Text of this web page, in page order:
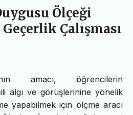
Ölçeği
Çalışması
amacı, öğrencilerin
algı ve görüşlerinine yönelik
yapabilmek için ölçme aracı